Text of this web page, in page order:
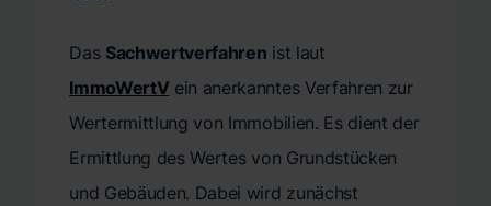
Ihr Wertgutachten oder Verkehrswertgutachten
pünktlich und mit höchster Präzision zu erhalten.
Das Sachwertverfahren ist laut
ImmoWertV ein anerkanntes Verfahren zur
Wertermittlung von Immobilien. Es dient der
Ermittlung des Wertes von Grundstücken
und Gebäuden. Dabei wird zunächst